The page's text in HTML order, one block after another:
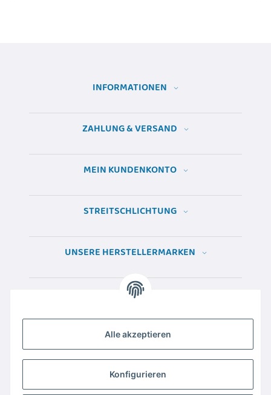
Alle akzeptieren
Konfigurieren
INFORMATIONEN
ZAHLUNG & VERSAND
MEIN KUNDENKONTO
STREITSCHLICHTUNG
UNSERE HERSTELLERMARKEN